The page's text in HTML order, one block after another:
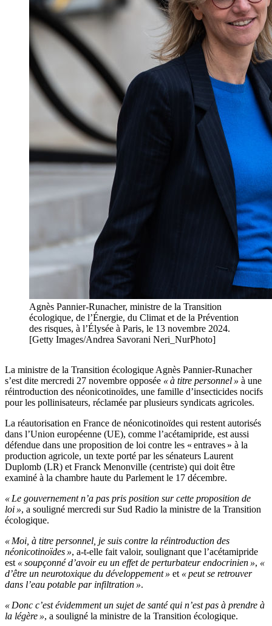
Agnès Pannier-Runacher, ministre de la Transition
écologique, de l’Énergie, du Climat et de la Prévention
des risques, à l’Élysée à Paris, le 13 novembre 2024.
[Getty Images/Andrea Savorani Neri_NurPhoto]
La ministre de la Transition écologique Agnès Pannier-Runacher
s’est dite mercredi 27 novembre opposée « à titre personnel » à une
réintroduction des néonicotinoïdes, une famille d’insecticides nocifs
pour les pollinisateurs, réclamée par plusieurs syndicats agricoles.
La réautorisation en France de néonicotinoïdes qui restent autorisés
dans l’Union européenne (UE), comme l’acétamipride, est aussi
défendue dans une proposition de loi contre les « entraves » à la
production agricole, un texte porté par les sénateurs Laurent
Duplomb (LR) et Franck Menonville (centriste) qui doit être
examiné à la chambre haute du Parlement le 17 décembre.
« Le gouvernement n’a pas pris position sur cette proposition de
loi », a souligné mercredi sur Sud Radio la ministre de la Transition
écologique.
« Moi, à titre personnel, je suis contre la réintroduction des
néonicotinoïdes », a-t-elle fait valoir, soulignant que l’acétamipride
est « soupçonné d’avoir eu un effet de perturbateur endocrinien », «
d’être un neurotoxique du développement » et « peut se retrouver
dans l’eau potable par infiltration ».
« Donc c’est évidemment un sujet de santé qui n’est pas à prendre à
la légère », a souligné la ministre de la Transition écologique.